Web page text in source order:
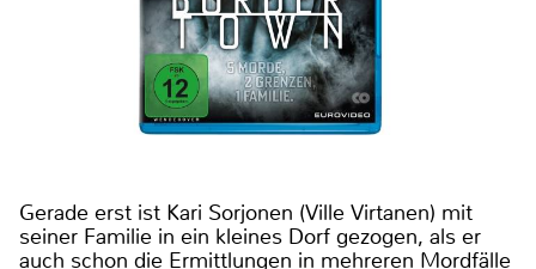
Gerade erst ist Kari Sorjonen (Ville Virtanen) mit
seiner Familie in ein kleines Dorf gezogen, als er
auch schon die Ermittlungen in mehreren Mordfälle